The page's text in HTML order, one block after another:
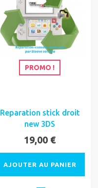
PROMO !
Reparation stick droit
new 3DS
19,00 €
AJOUTER AU PANIER